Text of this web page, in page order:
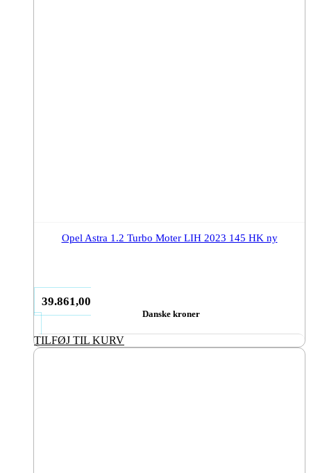
Opel Astra 1.2 Turbo Moter LIH 2023 145 HK ny
39.861,00
Danske kroner
TILFØJ TIL KURV